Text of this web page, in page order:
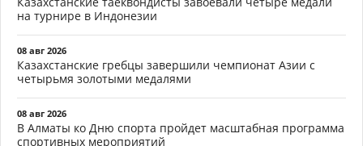
на турнире в Индонезии
08 авг 2026
Казахстанские гребцы завершили чемпионат Азии с
четырьмя золотыми медалями
08 авг 2026
В Алматы ко Дню спорта пройдет масштабная программа
спортивных мероприятий